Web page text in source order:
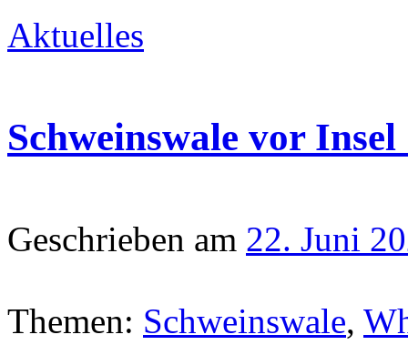
Aktuelles
Schweinswale vor
Geschrieben am 22. Juni
Themen: Schweinswale,